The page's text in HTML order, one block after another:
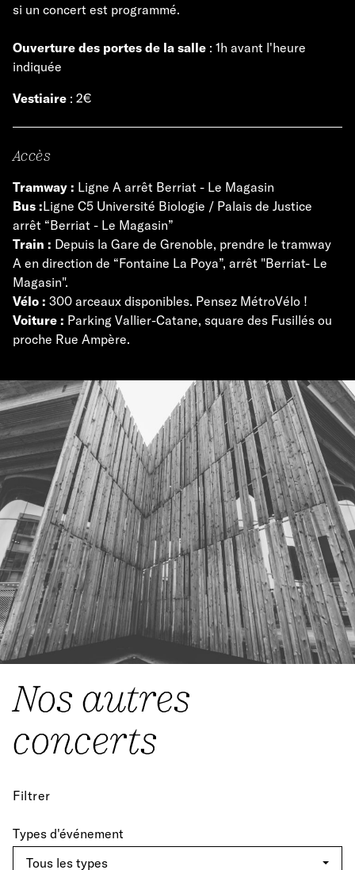
si un concert est programmé.
Ouverture des portes de la salle : 1h avant l'heure
indiquée
Vestiaire : 2€
Accès
Tramway : Ligne A arrêt Berriat - Le Magasin
Bus :Ligne C5 Université Biologie / Palais de Justice
arrêt “Berriat - Le Magasin”
Train : Depuis la Gare de Grenoble, prendre le tramway
A en direction de “Fontaine La Poya”, arrêt "Berriat- Le
Magasin".
Vélo : 300 arceaux disponibles. Pensez MétroVélo !
Voiture : Parking Vallier-Catane, square des Fusillés ou
proche Rue Ampère.
Nos autres
concerts
Filtrer
Types d'événement